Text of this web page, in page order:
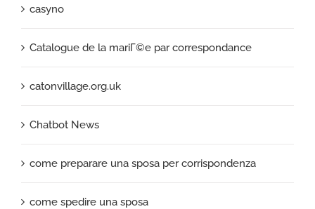
casyno
Catalogue de la mariГ©e par correspondance
catonvillage.org.uk
Chatbot News
come preparare una sposa per corrispondenza
come spedire una sposa